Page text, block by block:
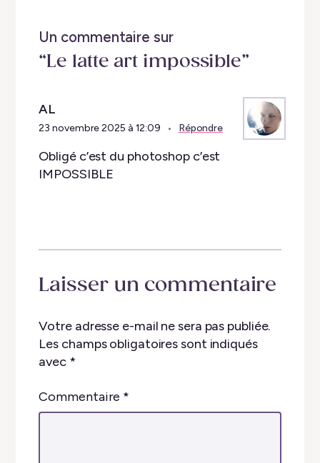
Un commentaire sur
“Le latte art impossible”
AL
23 novembre 2025 à 12:09 Répondre
Obligé c’est du photoshop c’est
IMPOSSIBLE
Laisser un commentaire
Votre adresse e-mail ne sera pas publiée.
Les champs obligatoires sont indiqués
avec *
Commentaire *